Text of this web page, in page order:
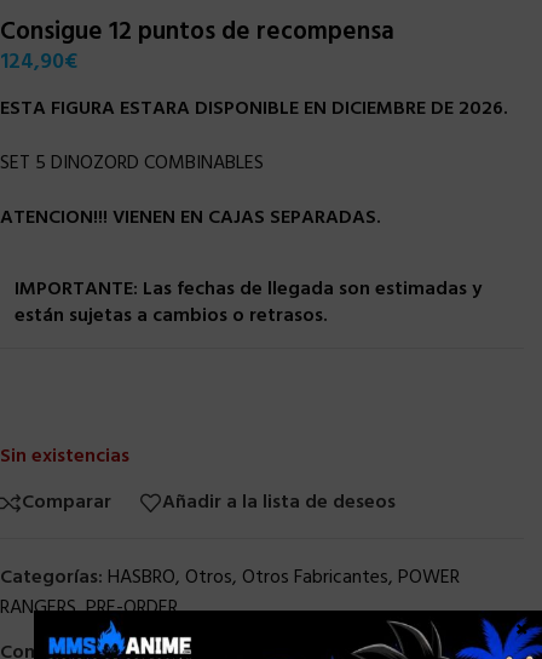
Consigue 12 puntos de recompensa
124,90€
ESTA FIGURA ESTARA DISPONIBLE EN DICIEMBRE DE 2026.
SET 5 DINOZORD COMBINABLES
ATENCION!!! VIENEN EN CAJAS SEPARADAS.
IMPORTANTE: Las fechas de llegada son estimadas y
están sujetas a cambios o retrasos.
Sin existencias
Comparar
Añadir a la lista de deseos
Categorías: HASBRO, Otros, Otros Fabricantes, POWER
RANGERS,PRE-ORDER
Compartir:
×